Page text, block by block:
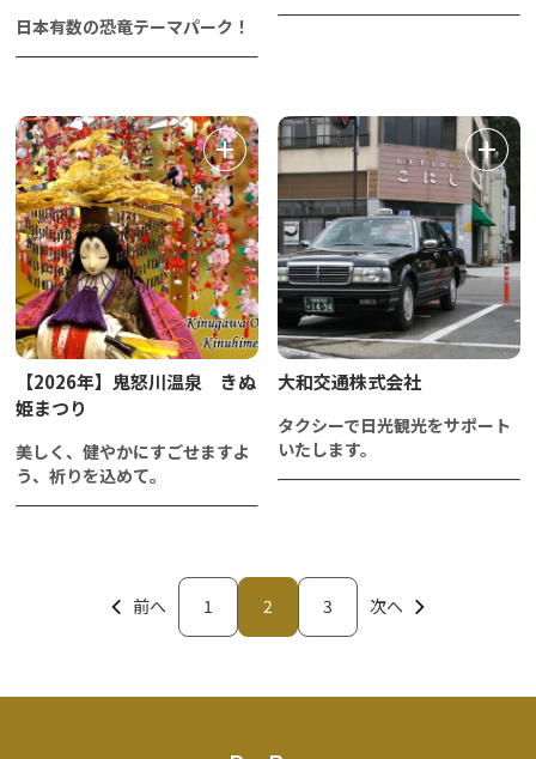
日本有数の恐竜テーマパーク！
【2026年】鬼怒川温泉 きぬ
姫まつり
美しく、健やかにすごせますよ
う、祈りを込めて。
大和交通株式会社
タクシーで日光観光をサポート
いたします。
前へ 1 2 3 次へ